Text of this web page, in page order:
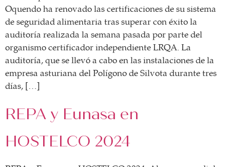
Oquendo ha renovado las certificaciones de su sistema
de seguridad alimentaria tras superar con éxito la
auditoría realizada la semana pasada por parte del
organismo certificador independiente LRQA. La
auditoría, que se llevó a cabo en las instalaciones de la
empresa asturiana del Polígono de Silvota durante tres
días, […]
REPA y Eunasa en
HOSTELCO 2024